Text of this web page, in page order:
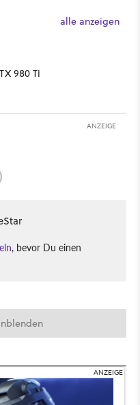
alle anzeigen
980 Ti
ANZEIGE
, bevor Du einen